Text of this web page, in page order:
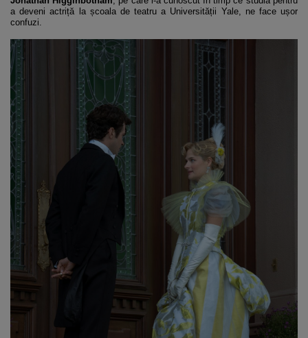
a deveni actriță la școala de teatru a Universității Yale, ne face ușor
confuzi.